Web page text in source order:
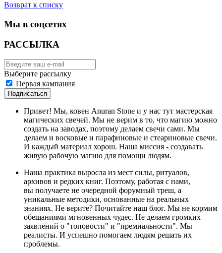
Возврат к списку
Мы в соцсетях
РАССЫЛКА
Выберите рассылку
Первая кампания
Подписаться
Привет! Мы, ковен Anuran Stone и у нас тут мастерская
магических свечей. Мы не верим в то, что магию можно
создать на заводах, поэтому делаем свечи сами. Мы
делаем и восковые и парафиновые и стеариновые свечи.
И каждый материал хорош. Наша миссия - создавать
живую рабочую магию для помощи людям.
Наша практика выросла из мест силы, ритуалов,
архивов и редких книг. Поэтому, работая с нами,
вы получаете не очередной форумный треш, а
уникальные методики, основанные на реальных
знаниях. Не верите? Почитайте наш блог. Мы не кормим
обещаниями мгновенных чудес. Не делаем громких
заявлений о "топовости" и "премиальности". Мы
реалисты. И успешно помогаем людям решать их
проблемы.